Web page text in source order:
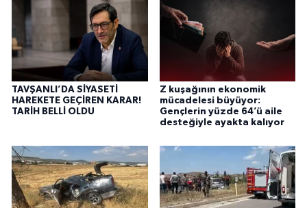
TAVŞANLI’DA SİYASETİ
HAREKETE GEÇİREN KARAR!
TARİH BELLİ OLDU
Z kuşağının ekonomik
mücadelesi büyüyor:
Gençlerin yüzde 64’ü aile
desteğiyle ayakta kalıyor